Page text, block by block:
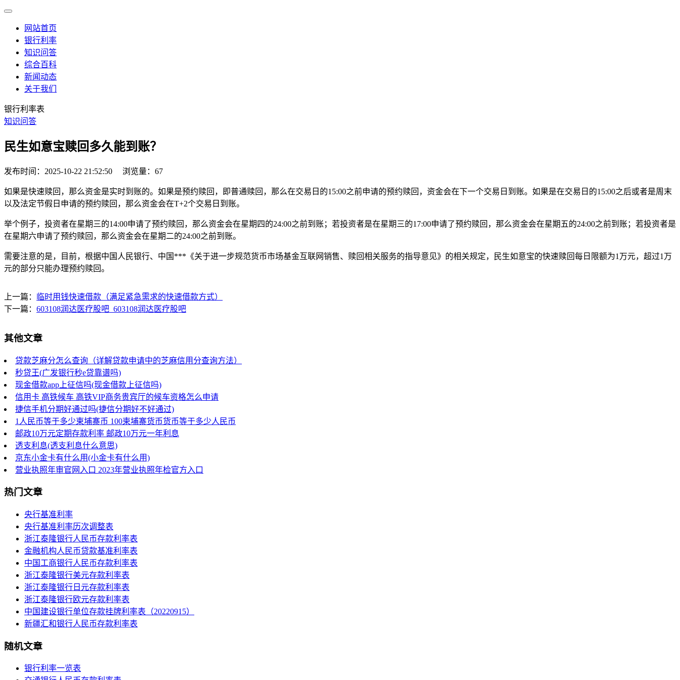
网站首页
银行利率
知识问答
综合百科
新闻动态
关于我们
银行利率表
知识问答
民生如意宝赎回多久能到账？
发布时间：2025-10-22 21:52:50 浏览量：67
如果是快速赎回，那么资金是实时到账的。如果是预约赎回，即普通赎回，那么在交易日的15:00之前申请的预约赎回，资金会在下一个交易日到账。如果是在交易日的15:00之后或者是周末
以及法定节假日申请的预约赎回，那么资金会在T+2个交易日到账。
举个例子，投资者在星期三的14:00申请了预约赎回，那么资金会在星期四的24:00之前到账；若投资者是在星期三的17:00申请了预约赎回，那么资金会在星期五的24:00之前到账；若投资者是
在星期六申请了预约赎回，那么资金会在星期二的24:00之前到账。
需要注意的是，目前，根据中国人民银行、中国***《关于进一步规范货币市场基金互联网销售、赎回相关服务的指导意见》的相关规定，民生如意宝的快速赎回每日限额为1万元，超过1万
元的部分只能办理预约赎回。
上一篇：
临时用钱快速借款（满足紧急需求的快速借款方式）
下一篇： 603108润达医疗股吧_603108润达医疗股吧
其他文章
贷款芝麻分怎么查询（详解贷款申请中的芝麻信用分查询方法）
秒贷王(广发银行秒e贷靠谱吗)
现金借款app上征信吗(现金借款上征信吗)
信用卡 高铁候车 高铁VIP商务贵宾厅的候车资格怎么申请
捷信手机分期好通过吗(捷信分期好不好通过)
1人民币等于多少柬埔寨币 100柬埔寨货币货币等于多少人民币
邮政10万元定期存款利率 邮政10万元一年利息
透支利息(透支利息什么意思)
京东小金卡有什么用(小金卡有什么用)
营业执照年审官网入口 2023年营业执照年检官方入口
热门文章
央行基准利率
央行基准利率历次调整表
浙江泰隆银行人民币存款利率表
金融机构人民币贷款基准利率表
中国工商银行人民币存款利率表
浙江泰隆银行美元存款利率表
浙江泰隆银行日元存款利率表
浙江泰隆银行欧元存款利率表
中国建设银行单位存款挂牌利率表（20220915）
新疆汇和银行人民币存款利率表
随机文章
银行利率一览表